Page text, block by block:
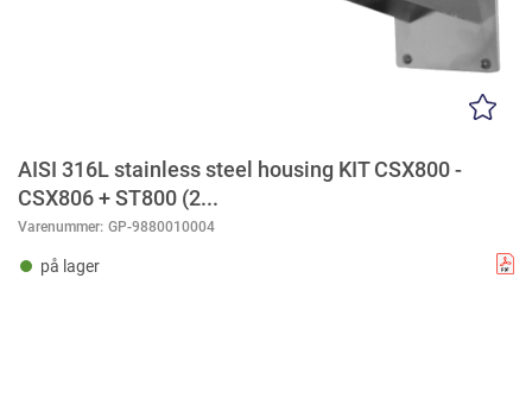
AISI 316L stainless steel housing KIT CSX800 -
CSX806 + ST800 (2...
Varenummer: GP-9880010004
på lager